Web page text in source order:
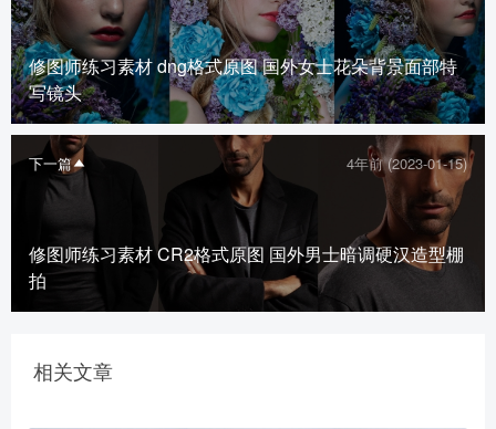
修图师练习素材 dng格式原图 国外女士花朵背景面部特
写镜头
下一篇 4年前 (2023-01-15)
修图师练习素材 CR2格式原图 国外男士暗调硬汉造型棚
拍
相关文章